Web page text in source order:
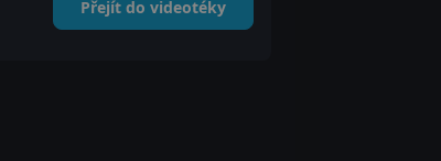
Přejít do videotéky